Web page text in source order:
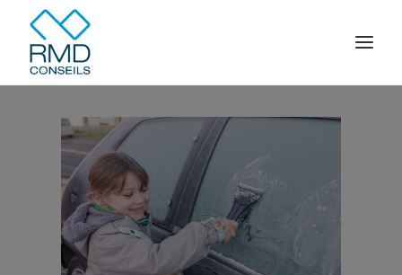
Accueil
Votre famille
Votre entreprise
Épargne
Crédit